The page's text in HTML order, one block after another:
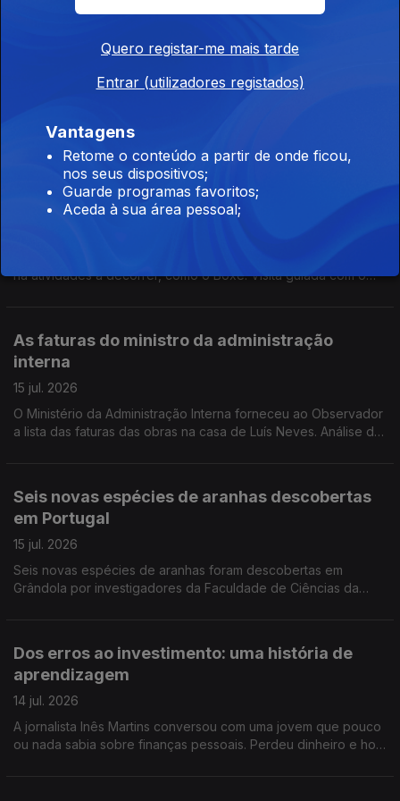
Exames: Diretores esperam cumprir prazo de
Agrupamentos e Escolas Públicas, Filinto Lima entrevistado
pela jornalista Ana Isabel Costa.
Boavista: A tristeza axadrezada!
há atividades a decorrer, como o Boxe. Visita guiada com o
As faturas do ministro da administração
interna
15 jul. 2026
O Ministério da Administração Interna forneceu ao Observador
a lista das faturas das obras na casa de Luís Neves. Análise de
Seis novas espécies de aranhas descobertas
em Portugal
15 jul. 2026
Seis novas espécies de aranhas foram descobertas em
Grândola por investigadores da Faculdade de Ciências da
Dos erros ao investimento: uma história de
aprendizagem
14 jul. 2026
A jornalista Inês Martins conversou com uma jovem que pouco
ou nada sabia sobre finanças pessoais. Perdeu dinheiro e hoje
Quero registar-me mais tarde
Entrar (utilizadores registados)
Vantagens
Retome o conteúdo a partir de onde ficou,
nos seus dispositivos;
Guarde programas favoritos;
Aceda à sua área pessoal;